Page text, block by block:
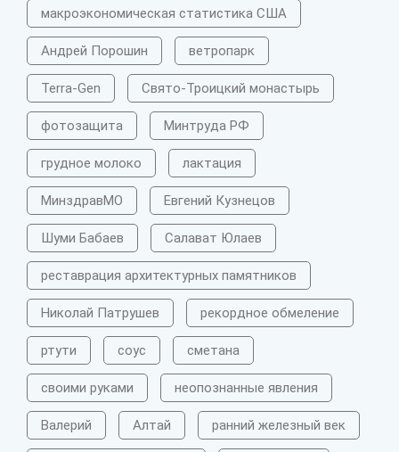
макроэкономическая статистика США
Андрей Порошин ветропарк
Terra-Gen Свято-Троицкий монастырь
фотозащита Минтруда РФ
грудное молоко лактация
МинздравМО Евгений Кузнецов
Шуми Бабаев Салават Юлаев
реставрация архитектурных памятников
Николай Патрушев рекордное обмеление
ртути соус сметана
своими руками неопознанные явления
Валерий Алтай ранний железный век